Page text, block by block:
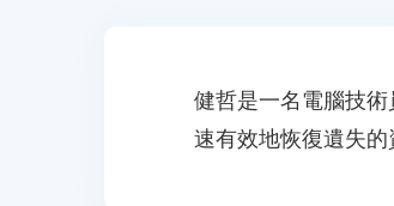
健哲是一名電腦技
速有效地恢復遺失的